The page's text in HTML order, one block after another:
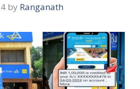
by Ranganath